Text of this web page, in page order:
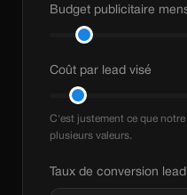
Budget publicitaire
Coût par lead visé
C'est justement ce que
plusieurs valeurs.
Taux de conversion